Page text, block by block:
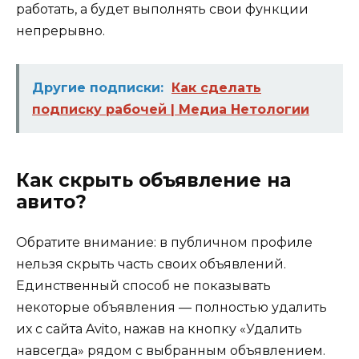
работать, а будет выполнять свои функции
непрерывно.
Другие подписки: Как сделать
подписку рабочей | Медиа Нетологии
Как скрыть объявление на
авито?
Обратите внимание: в публичном профиле
нельзя скрыть часть своих объявлений.
Единственный способ не показывать
некоторые объявления — полностью удалить
их с сайта Avito, нажав на кнопку «Удалить
навсегда» рядом с выбранным объявлением.